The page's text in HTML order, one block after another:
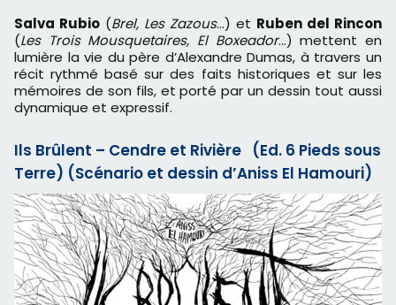
Salva Rubio (Brel, Les Zazous…) et Ruben del Rincon
(Les Trois Mousquetaires, El Boxeador…) mettent en
lumière la vie du père d’Alexandre Dumas, à travers un
récit rythmé basé sur des faits historiques et sur les
mémoires de son fils, et porté par un dessin tout aussi
dynamique et expressif.
Ils Brûlent – Cendre et Rivière (Ed. 6 Pieds sous
Terre) (Scénario et dessin d’Aniss El Hamouri)